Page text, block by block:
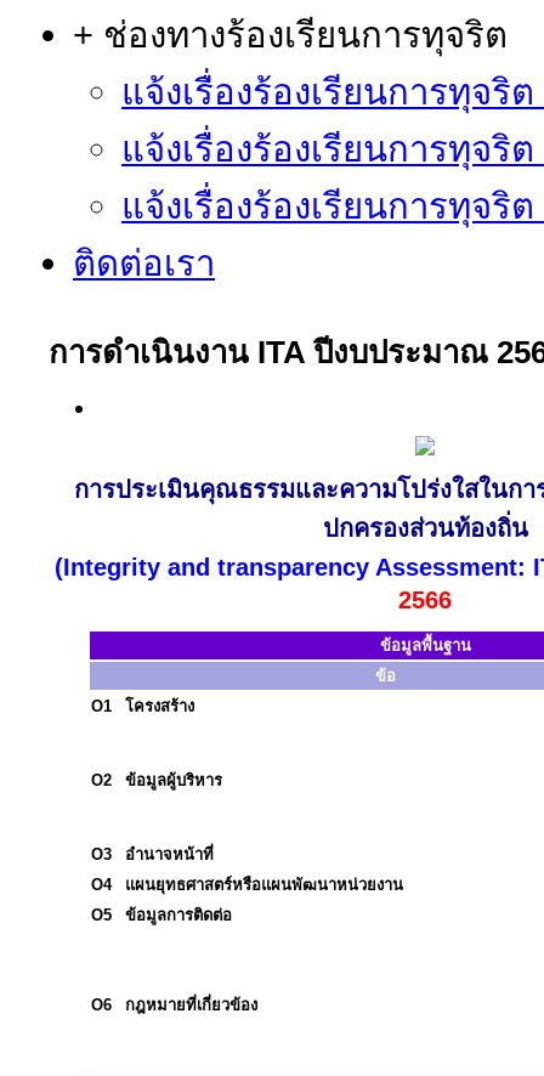
+ ช่องทางร้องเรียนการทุจริต
แจ้งเรื่องร้องเรียนการทุจริ
แจ้งเรื่องร้องเรียนการทุจริ
แจ้งเรื่องร้องเรียนการทุจริ
ติดต่อเรา
การดำเนินงาน ITA ปีงบประมาณ
การประเมินคุณธรรมและความโปร่งใสในกา
ปกครองส่วนท้องถิ่น
(Integrity and transparency Assessment:
2566
ข้อมูลพื้นฐาน
ข้อ
O1
โครงสร้าง
O2 ข้อมูลผู้บริหาร
O3
อำนาจหน้าที่
O4
แผนยุทธศาสตร์หรือแผนพัฒนาหน่วยงาน
O5
ข้อมูลการติดต่อ
O6 กฎหมายที่เกี่ยวข้อง